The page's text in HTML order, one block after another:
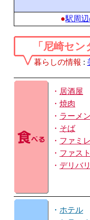
●駅周
「尼崎セ
暮らしの情報 :
・ 居酒屋
・ 焼肉
・ ラーメン
・ そば
・ ファミ
・ ファス
・ デリバ
・ ホテル